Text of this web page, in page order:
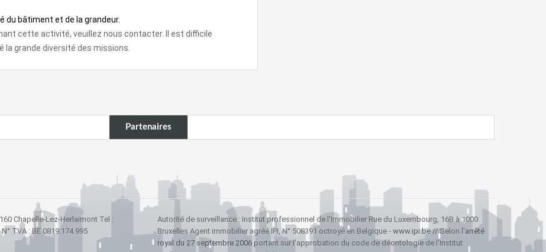
du bâtiment et de la grandeur.
cette activité, veuillez nous contacter. Il est difficile
grande diversité des missions.
Partenaires
Chapelle-Lez-Herlaimont Tel :
TVA : BE 0819.174.995
Autorité de surveillance : Institut professionnel de l'Immobilier Rue du Luxembourg, 16B à 1000
Bruxelles Agent immobilier agréé IPI, N° 508391 octroyé en Belgique - www.ipi.be// Selon l'arrêté
royal du 27 septembre 2006 portant sur l'approbation du code de déontologie de l'Institut